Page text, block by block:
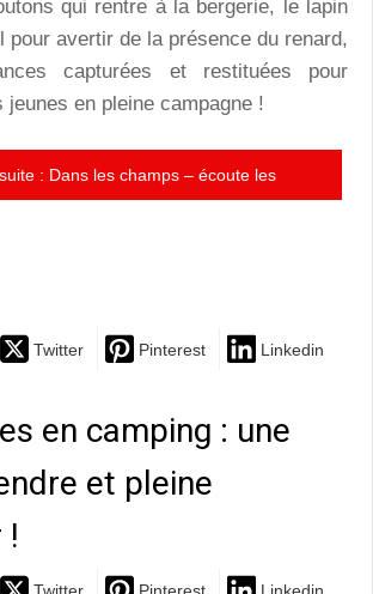
qui rentre à la bergerie, le lapin
pour avertir de la présence du renard,
capturées et restituées pour
jeunes en pleine campagne !
: Dans les champs – écoute les
Twitter Pinterest Linkedin
en camping : une
et pleine
!